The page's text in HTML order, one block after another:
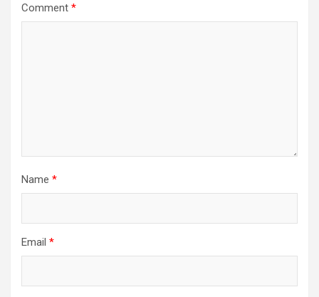
Comment *
Name *
Email *